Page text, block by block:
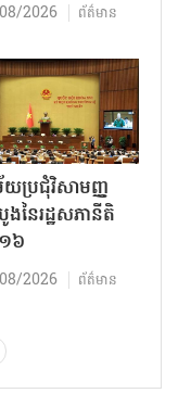
2026 ព័ត៌មាន
ប្រជុំវិសាមញ្ញ
នៃរដ្ឋសភានីតិ
៦
2026 ព័ត៌មាន